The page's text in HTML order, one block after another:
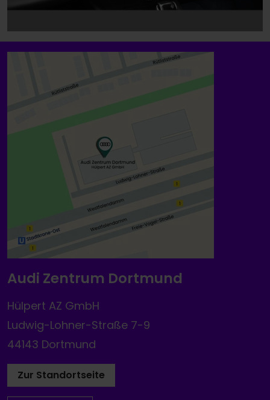
Audi Zentrum Dortmund
Hülpert AZ GmbH
Ludwig-Lohner-Straße 7-9
44143 Dortmund
Zur Standortseite